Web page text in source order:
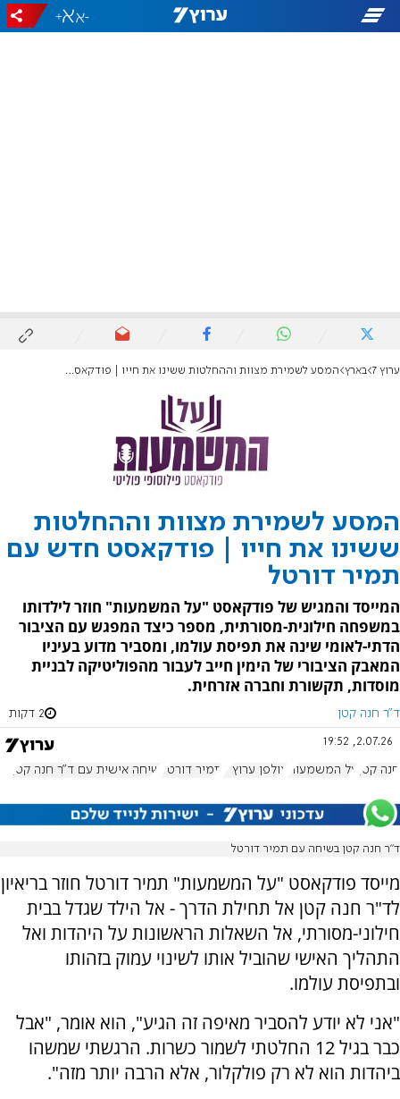
-
+
ערוץ 7 בארץ המסע לשמירת מצוות וההחלטות ששינו את חייו | פודקאסט חדש עם תמיר דורטל
המסע לשמירת מצוות וההחלטות
ששינו את חייו | פודקאסט חדש עם
תמיר דורטל
המייסד והמגיש של פודקאסט "על המשמעות" חוזר לילדותו
במשפחה חילונית-מסורתית, מספר כיצד המפגש עם הציבור
הדתי-לאומי שינה את תפיסת עולמו, ומסביר מדוע בעיניו
המאבק הציבורי של הימין חייב לעבור מהפוליטיקה לבניית
מוסדות, תקשורת וחברה אזרחית.
ד"ר חנה קטן 2 דקות
2.07.26, 19:52
חנה קטן על המשמעות אולפן ערוץ 7 תמיר דורטל שיחה אישית עם ד"ר חנה קטן
ד”ר חנה קטן בשיחה עם תמיר דורטל
מייסד פודקאסט "על המשמעות" תמיר דורטל חוזר בריאיון
לד"ר חנה קטן אל תחילת הדרך - אל הילד שגדל בבית
חילוני-מסורתי, אל השאלות הראשונות על היהדות ואל
התהליך האישי שהוביל אותו לשינוי עמוק בזהותו
ובתפיסת עולמו.
"אני לא יודע להסביר מאיפה זה הגיע", הוא אומר, "אבל
כבר בגיל 12 החלטתי לשמור כשרות. הרגשתי שמשהו
ביהדות הוא לא רק פולקלור, אלא הרבה יותר מזה".